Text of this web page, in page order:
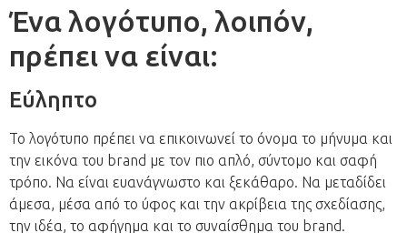
Ένα λογότυπο, λοιπόν,
πρέπει να είναι:
Εύληπτο
Το λογότυπο πρέπει να επικοινωνεί το όνομα το μήνυμα και
την εικόνα του brand με τον πιο απλό, σύντομο και σαφή
τρόπο. Να είναι ευανάγνωστο και ξεκάθαρο. Να μεταδίδει
άμεσα, μέσα από το ύφος και την ακρίβεια της σχεδίασης,
την ιδέα, το αφήγημα και το συναίσθημα του brand.